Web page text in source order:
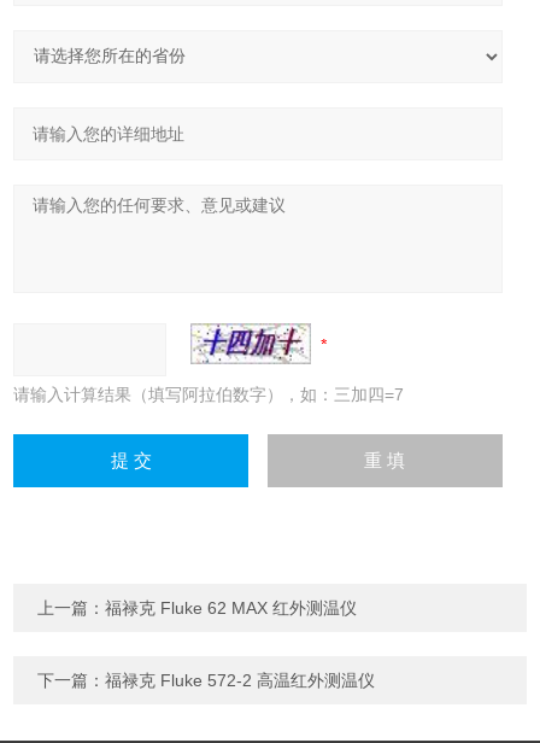
请输入计算结果（填写阿拉伯数字），如：三加四=7
上一篇：福禄克 Fluke 62 MAX 红外测温仪
下一篇：福禄克 Fluke 572-2 高温红外测温仪